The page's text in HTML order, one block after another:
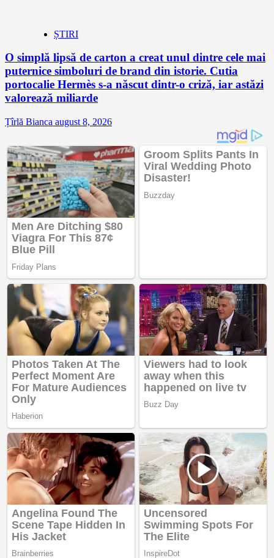
ȘTIRI
O simplă lipsă de carton a creat unul dintre cele mai
puternice simboluri de brand din istorie. Cutia
portocalie Hermès s-a născut dintr-o criză, iar astăzi
valorează miliarde
Țîrlă Bianca august 8, 2026